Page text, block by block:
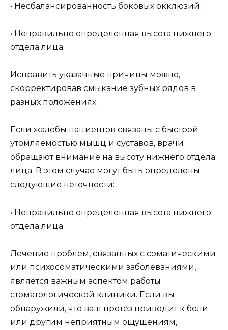
• Несбалансированность боковых окклюзий;
• Неправильно определенная высота нижнего
отдела лица.
Исправить указанные причины можно,
скорректировав смыкание зубных рядов в
разных положениях.
Если жалобы пациентов связаны с быстрой
утомляемостью мышц и суставов, врачи
обращают внимание на высоту нижнего отдела
лица. В этом случае могут быть определены
следующие неточности:
• Неправильно определенная высота нижнего
отдела лица.
Лечение проблем, связанных с соматическими
или психосоматическими заболеваниями,
является важным аспектом работы
стоматологической клиники. Если вы
обнаружили, что ваш протез приводит к боли
или другим неприятным ощущениям,